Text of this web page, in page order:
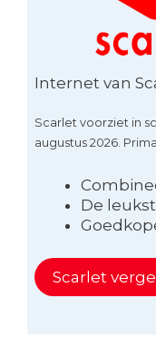
Internet van
Scarlet voorziet in
augustus 2026.
De
Scarlet